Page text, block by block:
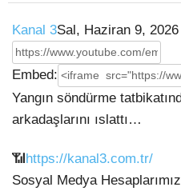
Kanal 3Sal, Haziran 9,
Embed:
Yangın söndürme
arkadaşlarını ıslattı…
📶https://kanal3.com.tr/
Sosyal Medya